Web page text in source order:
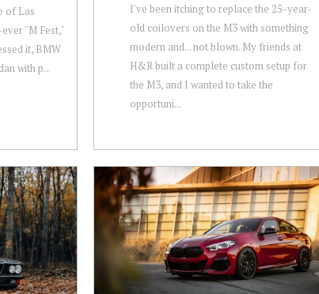
of Las
"M Fest,"
it, BMW
with p...
I've been itching to replace the 25-year-
old coilovers on the M3 with something
modern and... not blown. My friends at
H&R built a complete custom setup for
the M3, and I wanted to take the
opportuni...